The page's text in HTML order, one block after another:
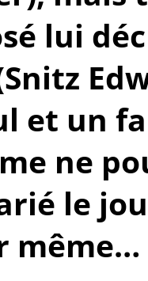
lui
et un
ne
le
même…